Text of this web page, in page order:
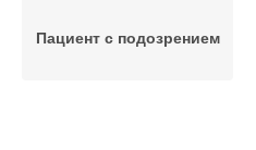
Пациент с подозрением